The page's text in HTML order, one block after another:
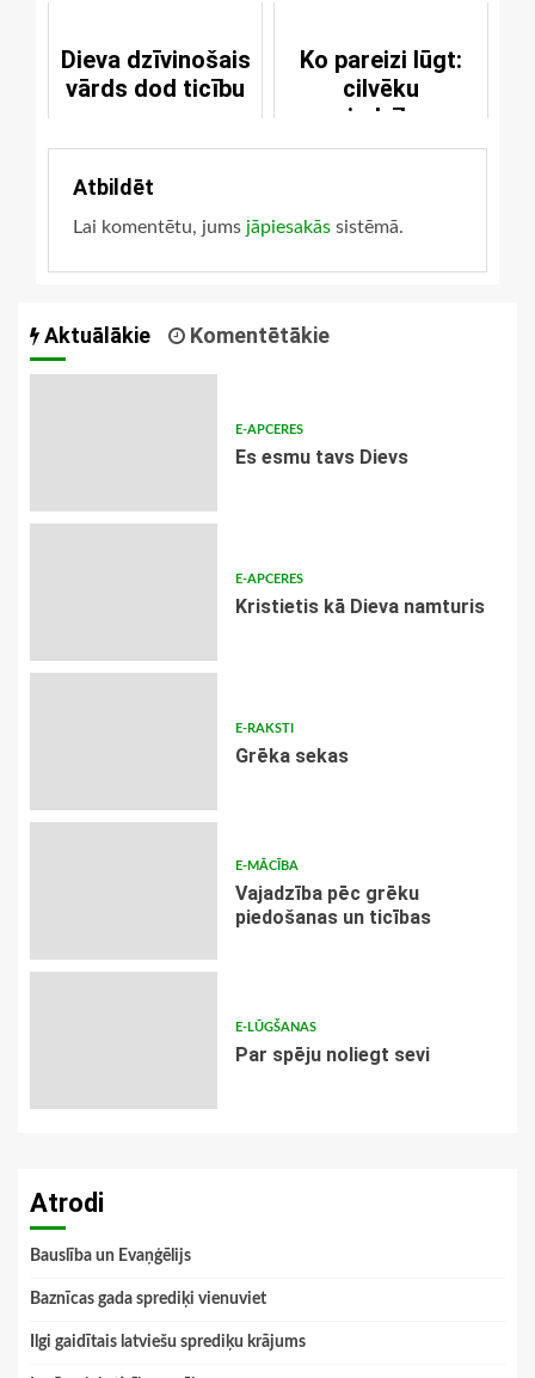
Dieva dzīvinošais
vārds dod ticību
Ko pareizi lūgt:
cilvēku
vajadzības
Atbildēt
Lai komentētu, jums jāpiesakās sistēmā.
Aktuālākie Komentētākie
E-APCERES
Es esmu tavs Dievs
E-APCERES
Kristietis kā Dieva namturis
E-RAKSTI
Grēka sekas
E-MĀCĪBA
Vajadzība pēc grēku
piedošanas un ticības
E-LŪGŠANAS
Par spēju noliegt sevi
Atrodi
Bauslība un Evaņģēlijs
Baznīcas gada sprediķi vienuviet
Ilgi gaidītais latviešu sprediķu krājums